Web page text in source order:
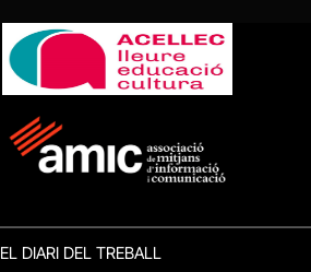
EL DIARI DEL TREBALL